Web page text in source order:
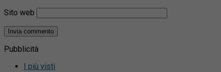
Sito web
Pubblicità
I più visti